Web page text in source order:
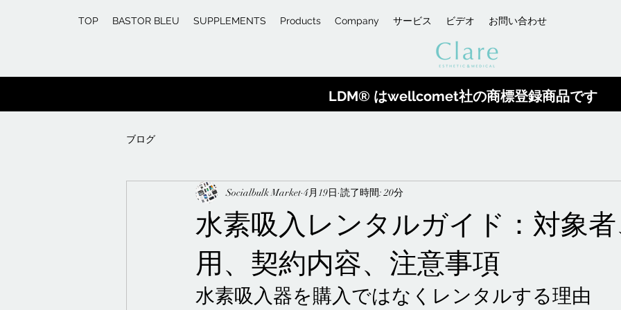
TOP BASTOR BLEU SUPPLEMENTS Products Company サービス ビデオ お問い合わせ
LDM® はwellcomet社の商標登録商品です
ブログ
水素吸入レンタルガイド：対象
用、契約内容、注意事項
Socialbulk Market 4月19日 読了時間: 20分
水素吸入器を購入ではなくレンタルする理由